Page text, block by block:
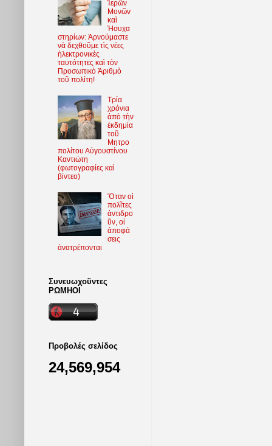
Ἱερῶν
Μονῶν
καὶ
Ἡσυχα
στηρίων: Ἀρνούμαστε
νὰ δεχθοῦμε τὶς νέες
ἠλεκτρονικὲς
ταυτότητες καὶ τὸν
Προσωπικὸ Ἀριθμὸ
τοῦ πολίτη!
Τρία
χρόνια
ἀπὸ τὴν
ἐκδημία
τοῦ
Μητρο
πολίτου Αὐγουστίνου
Καντιώτη
(φωτoγραφίες καὶ
βίντεο)
Ὅταν οἱ
πολῖτες
ἀντιδρο
ῦν, οἱ
ἀποφά
σεις
ἀνατρέπονται
Συνευωχοῦντες
ΡΩΜΗΟΙ
Προβολές σελίδος
24,569,954